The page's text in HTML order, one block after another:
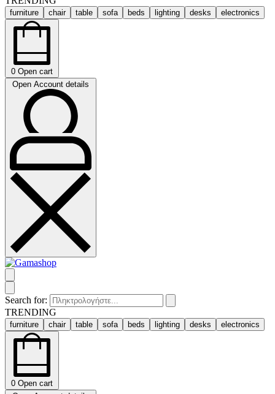
furniture chair table sofa beds lighting desks electronics
0 Open cart
Open Account details
Search for:
TRENDING
furniture chair table sofa beds lighting desks electronics
0 Open cart